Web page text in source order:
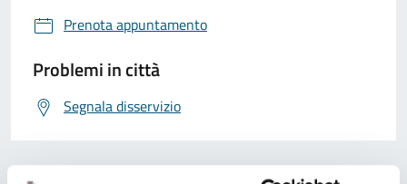
Prenota appuntamento
Problemi in città
Segnala disservizio